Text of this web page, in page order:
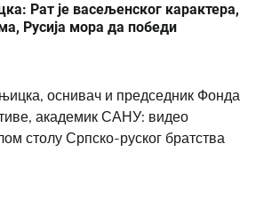
Рат је васељенског карактера,
Русија мора да победи
оснивач и председник Фонда
академик САНУ: видео
столу Српско-руског братства